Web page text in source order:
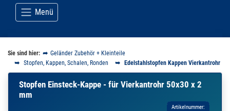
Menü
Sie sind hier:
Geländer Zubehör + Kleinteile
Stopfen, Kappen, Schalen, Ronden
Edelstahlstopfen Kappen Vierkantrohr
Stopfen Einsteck-Kappe - für Vierkantrohr 50x30 x 2
mm
Artikelnummer: